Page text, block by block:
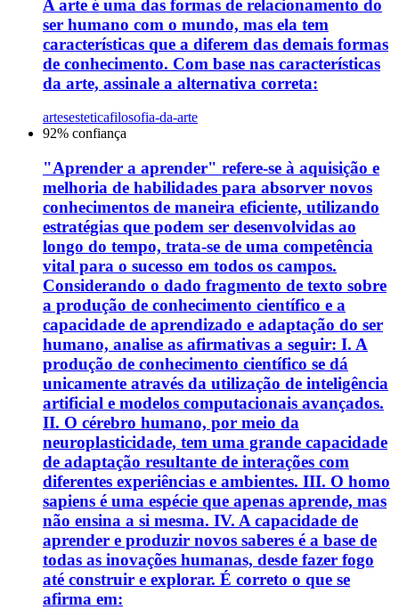
A arte é uma das formas de relacionamento do
ser humano com o mundo, mas ela tem
características que a diferem das demais formas
de conhecimento. Com base nas características
da arte, assinale a alternativa correta:
artesesteticafilosofia-da-arte
92% confiança
"Aprender a aprender" refere-se à aquisição e
melhoria de habilidades para absorver novos
conhecimentos de maneira eficiente, utilizando
estratégias que podem ser desenvolvidas ao
longo do tempo, trata-se de uma competência
vital para o sucesso em todos os campos.
Considerando o dado fragmento de texto sobre
a produção de conhecimento científico e a
capacidade de aprendizado e adaptação do ser
humano, analise as afirmativas a seguir: I. A
produção de conhecimento científico se dá
unicamente através da utilização de inteligência
artificial e modelos computacionais avançados.
II. O cérebro humano, por meio da
neuroplasticidade, tem uma grande capacidade
de adaptação resultante de interações com
diferentes experiências e ambientes. III. O homo
sapiens é uma espécie que apenas aprende, mas
não ensina a si mesma. IV. A capacidade de
aprender e produzir novos saberes é a base de
todas as inovações humanas, desde fazer fogo
até construir e explorar. É correto o que se
afirma em: